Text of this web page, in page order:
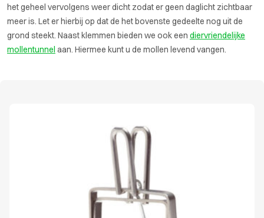
het geheel vervolgens weer dicht zodat er geen daglicht zichtbaar
meer is. Let er hierbij op dat de het bovenste gedeelte nog uit de
grond steekt. Naast klemmen bieden we ook een diervriendelijke
mollentunnel aan. Hiermee kunt u de mollen levend vangen.